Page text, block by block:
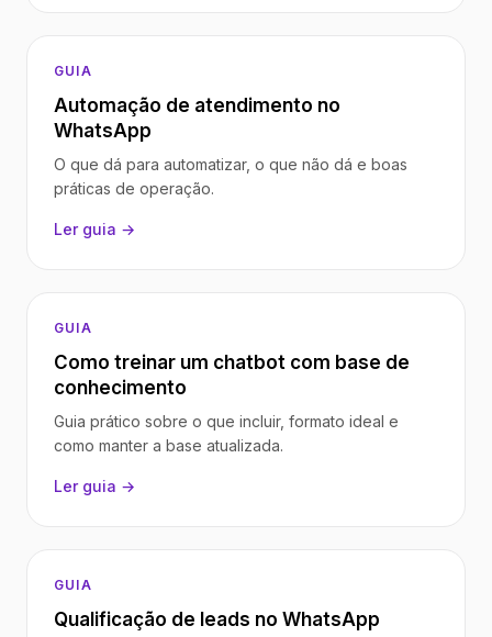
GUIA
Automação de atendimento no
WhatsApp
O que dá para automatizar, o que não dá e boas
práticas de operação.
Ler guia →
GUIA
Como treinar um chatbot com base de
conhecimento
Guia prático sobre o que incluir, formato ideal e
como manter a base atualizada.
Ler guia →
GUIA
Qualificação de leads no WhatsApp